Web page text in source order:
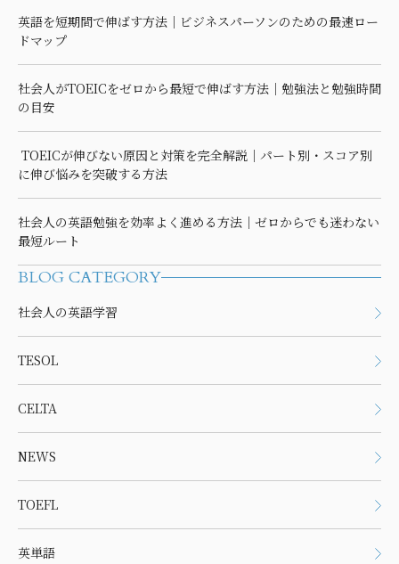
英語を短期間で伸ばす方法｜ビジネスパーソンのための最速ロー
ドマップ
社会人がTOEICをゼロから最短で伸ばす方法｜勉強法と勉強時間
の目安
TOEICが伸びない原因と対策を完全解説｜パート別・スコア別
に伸び悩みを突破する方法
社会人の英語勉強を効率よく進める方法｜ゼロからでも迷わない
最短ルート
BLOG CATEGORY
社会人の英語学習
TESOL
CELTA
NEWS
TOEFL
英単語